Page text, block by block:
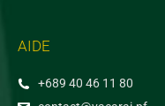
AIDE
+689 40 46 11 80